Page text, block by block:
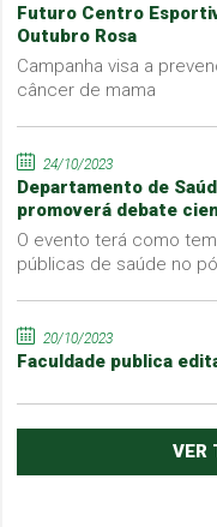
Futuro Centro
Outubro Rosa
Campanha visa a
câncer de mama
24/10/2023
Departamento de
promoverá debate
O evento terá como
públicas de saúde no
20/10/2023
Faculdade publica
VER